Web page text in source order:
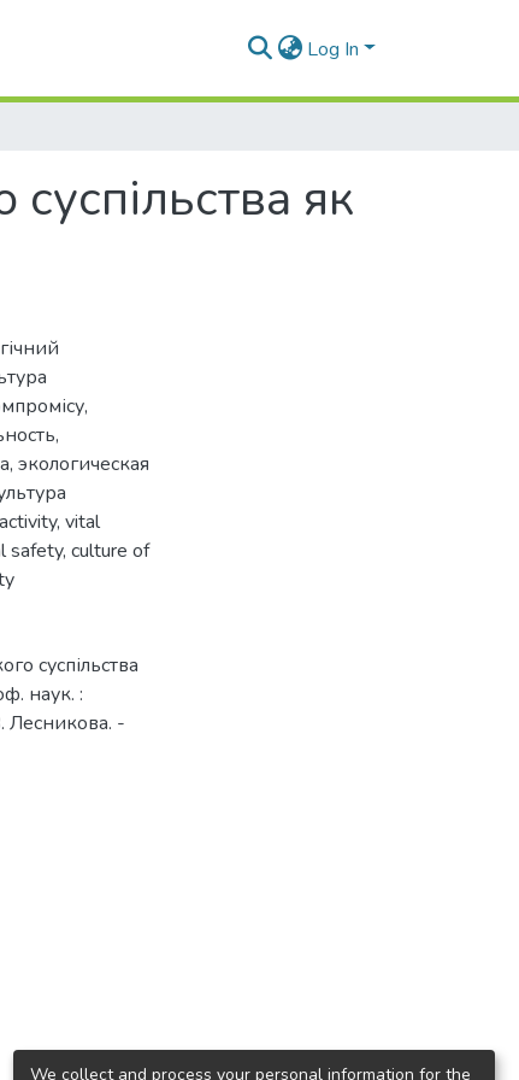
Log In
суспільства як
,
,
, экологическая
, vital
safety, culture of
суспільства
наук. :
Лесникова. -
We collect and process your personal information for the